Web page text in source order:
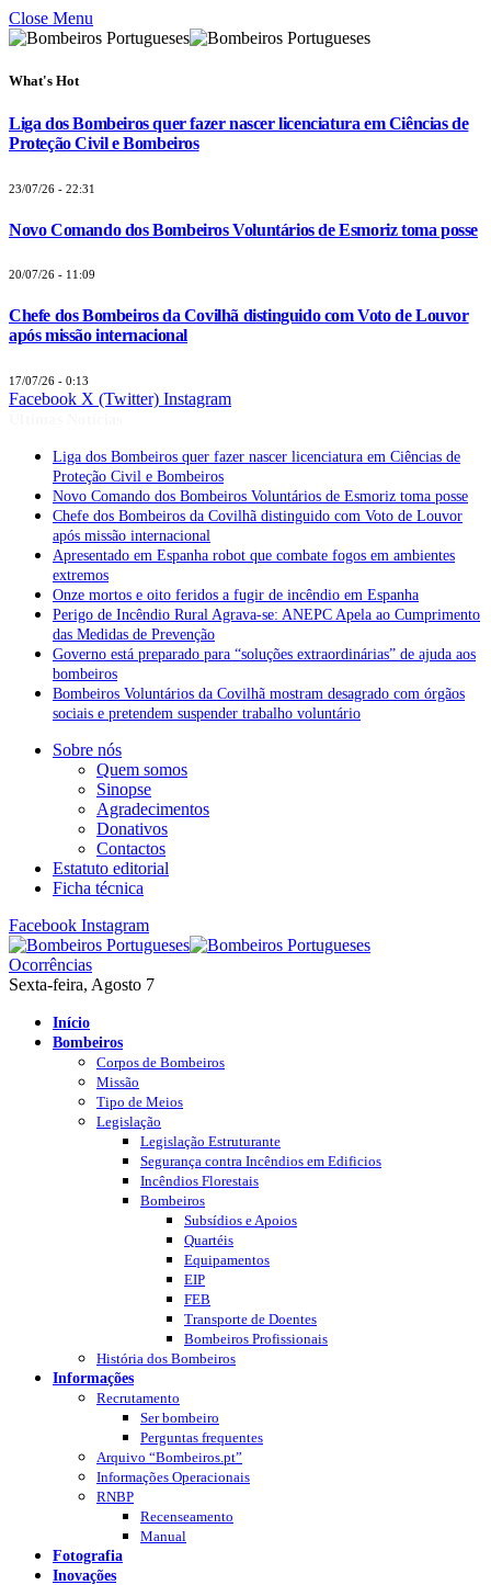
Close Menu
What's Hot
Liga dos Bombeiros quer fazer nascer licenciatura em Ciências de
Proteção Civil e Bombeiros
23/07/26 - 22:31
Novo Comando dos Bombeiros Voluntários de Esmoriz toma posse
20/07/26 - 11:09
Chefe dos Bombeiros da Covilhã distinguido com Voto de Louvor
após missão internacional
17/07/26 - 0:13
Facebook X (Twitter) Instagram
Liga dos Bombeiros quer fazer nascer licenciatura em Ciências de
Proteção Civil e Bombeiros
Novo Comando dos Bombeiros Voluntários de Esmoriz toma posse
Chefe dos Bombeiros da Covilhã distinguido com Voto de Louvor
após missão internacional
Apresentado em Espanha robot que combate fogos em ambientes
extremos
Onze mortos e oito feridos a fugir de incêndio em Espanha
Perigo de Incêndio Rural Agrava-se: ANEPC Apela ao Cumprimento
das Medidas de Prevenção
Governo está preparado para “soluções extraordinárias” de ajuda aos
bombeiros
Bombeiros Voluntários da Covilhã mostram desagrado com órgãos
sociais e pretendem suspender trabalho voluntário
Sobre nós
Quem somos
Sinopse
Agradecimentos
Donativos
Contactos
Estatuto editorial
Ficha técnica
Facebook Instagram
Ocorrências
Sexta-feira, Agosto 7
Início
Bombeiros
Corpos de Bombeiros
Missão
Tipo de Meios
Legislação
Legislação Estruturante
Segurança contra Incêndios em Edificios
Incêndios Florestais
Bombeiros
Subsídios e Apoios
Quartéis
Equipamentos
EIP
FEB
Transporte de Doentes
Bombeiros Profissionais
História dos Bombeiros
Informações
Recrutamento
Ser bombeiro
Perguntas frequentes
Arquivo “Bombeiros.pt”
Informações Operacionais
RNBP
Recenseamento
Manual
Fotografia
Inovações